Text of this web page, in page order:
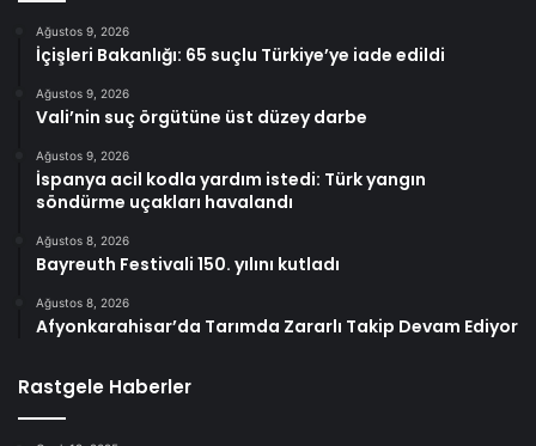
Ağustos 9, 2026
İçişleri Bakanlığı: 65 suçlu Türkiye’ye iade edildi
Ağustos 9, 2026
Vali’nin suç örgütüne üst düzey darbe
Ağustos 9, 2026
İspanya acil kodla yardım istedi: Türk yangın
söndürme uçakları havalandı
Ağustos 8, 2026
Bayreuth Festivali 150. yılını kutladı
Ağustos 8, 2026
Afyonkarahisar’da Tarımda Zararlı Takip Devam Ediyor
Rastgele Haberler